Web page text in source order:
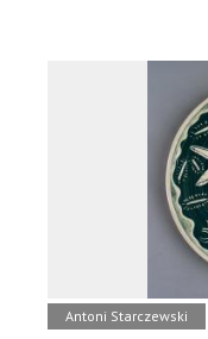
Antoni Starczewski